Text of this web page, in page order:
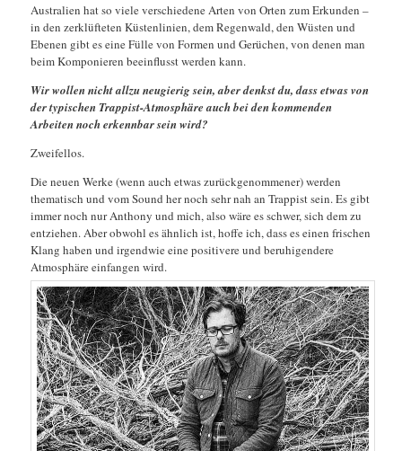
Australien hat so viele verschiedene Arten von Orten zum Erkunden –
in den zerklüfteten Küstenlinien, dem Regenwald, den Wüsten und
Ebenen gibt es eine Fülle von Formen und Gerüchen, von denen man
beim Komponieren beeinflusst werden kann.
Wir wollen nicht allzu neugierig sein, aber denkst du, dass etwas von
der typischen Trappist-Atmosphäre auch bei den kommenden
Arbeiten noch erkennbar sein wird?
Zweifellos.
Die neuen Werke (wenn auch etwas zurückgenommener) werden
thematisch und vom Sound her noch sehr nah an Trappist sein. Es gibt
immer noch nur Anthony und mich, also wäre es schwer, sich dem zu
entziehen. Aber obwohl es ähnlich ist, hoffe ich, dass es einen frischen
Klang haben und irgendwie eine positivere und beruhigendere
Atmosphäre einfangen wird.